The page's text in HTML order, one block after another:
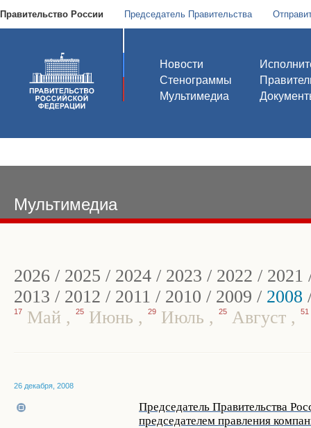
Правительство России Председатель Правительства
Новости
Стенограммы
Мультимедиа
Мультимедиа
2026 / 2025 / 2024 / 2023 / 2022 / 2021
2013 / 2012 / 2011 / 2010 / 2009 / 2008
17 Май , 25 Июнь , 29 Июль , 25 Август , 51
26 декабря, 2008
Председатель Правительства
председателем правления